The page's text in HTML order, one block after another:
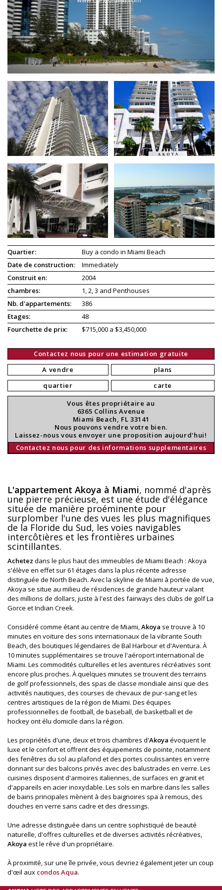
Quartier:
Buy a condo in Miami Beach
Date de construction:
Immediately
Construit en:
2004
chambres:
1, 2, 3 and Penthouses
Nb. d'appartements:
386
Etages:
48
Fourchette de prix:
$715,000 a $3,450,000
Contactez nous pour une estimation gratuite
A vendre
quartier
plans
carte
Vous êtes propriétaire au
6365 Collins Avenue
Miami Beach, FL 33141
Nous pouvons vendre votre bien.
Laissez-nous vous envoyer une proposition aujourd'hui!
Contactez nous pour des informations supplementaires
L'appartement Akoya à Miami, nommé d'après
une pierre précieuse, est une étude d'élégance
située de manière proéminente pour
surplomber l'une des vues les plus magnifiques
de la Floride du Sud, les voies navigables
intercôtières et les frontières urbaines
scintillantes.
Achetez dans le plus haut des immeubles de Miami Beach : Akoya
s'élève en effet sur 61 étages dans la plus récente adresse
distinguée de North Beach. Avec la skyline de Miami à portée de vue,
Akoya se situe au milieu de résidences de grande hauteur valant
des millions de dollars, juste à l'est des fairways des clubs de golf La
Gorce et Indian Creek.
Considéré comme étant au centre de Miami,Akoya se trouve à 10
minutes en voiture des sons internationaux de la vibrante South
Beach, des boutiques légendaires de Bal Harbour et d'Aventura. À
10 minutes supplémentaires se trouve l'aéroport international de
Miami. Les commodités culturelles et les aventures récréatives sont
encore plus proches. À quelques minutes se trouvent des terrains
de golf professionnels, des spas de classe mondiale ainsi que des
activités nautiques, des courses de chevaux de pur-sang et les
centres artistiques de la région de Miami. Des équipes
professionnelles de football, de baseball, de basketball et de
hockey ont élu domicile dans la région.
Les propriétés d'une, deux et trois chambres d'Akoya évoquent le
luxe et le confort et offrent des équipements de pointe, notamment
des fenêtres du sol au plafond et des portes coulissantes en verre
donnant sur des balcons privés avec des balustrades en verre. Les
cuisines disposent d'armoires italiennes, de surfaces en granit et
d'appareils en acier inoxydable. Les sols en marbre dans les salles
de bains principales mènent à des baignoires spa à remous, des
douches en verre sans cadre et des dressings.
Une adresse distinguée dans un centre sophistiqué de beauté
naturelle, d'offres culturelles et de diverses activités récréatives,
Akoya est le rêve d'un propriétaire.
À proximité, sur une île privée, vous devriez également jeter un coup
d'œil aux condos Aqua.